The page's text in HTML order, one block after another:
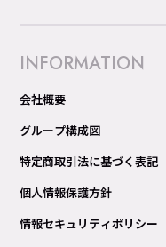
INFORMATION
会社概要
グループ構成図
特定商取引法に基づく表記
個人情報保護方針
情報セキュリティポリシー